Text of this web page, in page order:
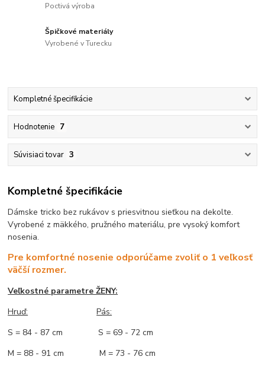
Poctivá výroba
Špičkové materiály
Vyrobené v Turecku
Kompletné špecifikácie
Hodnotenie 7
Súvisiaci tovar 3
Kompletné špecifikácie
Dámske tricko bez rukávov s priesvitnou sieťkou na dekolte.
Vyrobené z mäkkého, pružného materiálu, pre vysoký komfort
nosenia.
Pre komfortné nosenie odporúčame zvoliť o 1 veľkosť
väčší rozmer.
Veľkostné parametre ŽENY:
Hruď:
Pás:
S = 84 - 87 cm S = 69 - 72 cm
M = 88 - 91 cm M = 73 - 76 cm